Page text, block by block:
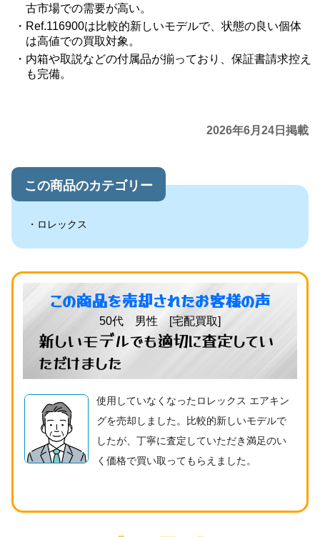
古市場での需要が高い。
Ref.116900は比較的新しいモデルで、状態の良い個体
は高値での買取対象。
内箱や取説などの付属品が揃っており、保証書請求控え
も完備。
2026年6月24日掲載
この商品のカテゴリー
ロレックス
この商品を売却されたお客様の声
50代 男性 [宅配買取]
新しいモデルでも適切に査定してい
ただけました
使用していなくなったロレックス エアキン
グを売却しました。比較的新しいモデルで
したが、丁寧に査定していただき満足のい
く価格で買い取ってもらえました。